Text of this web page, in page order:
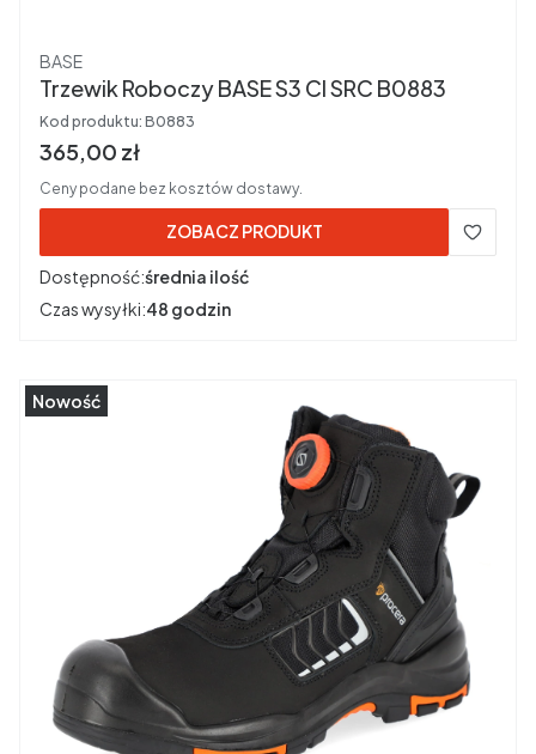
Producent
BASE
Trzewik Roboczy BASE S3 CI SRC B0883
Kod produktu: B0883
Cena brutto
365,00 zł
Ceny podane bez kosztów dostawy.
ZOBACZ PRODUKT
Dostępność:średnia ilość
Czas wysyłki:48 godzin
Nowość